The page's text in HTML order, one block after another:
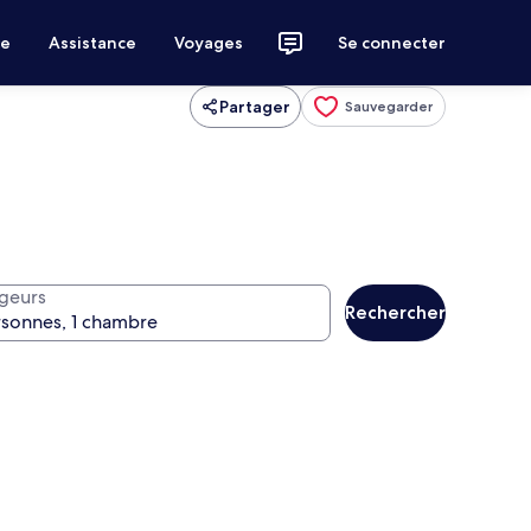
Assistance Voyages Se connecter
Partager Sauvegarder
Rechercher